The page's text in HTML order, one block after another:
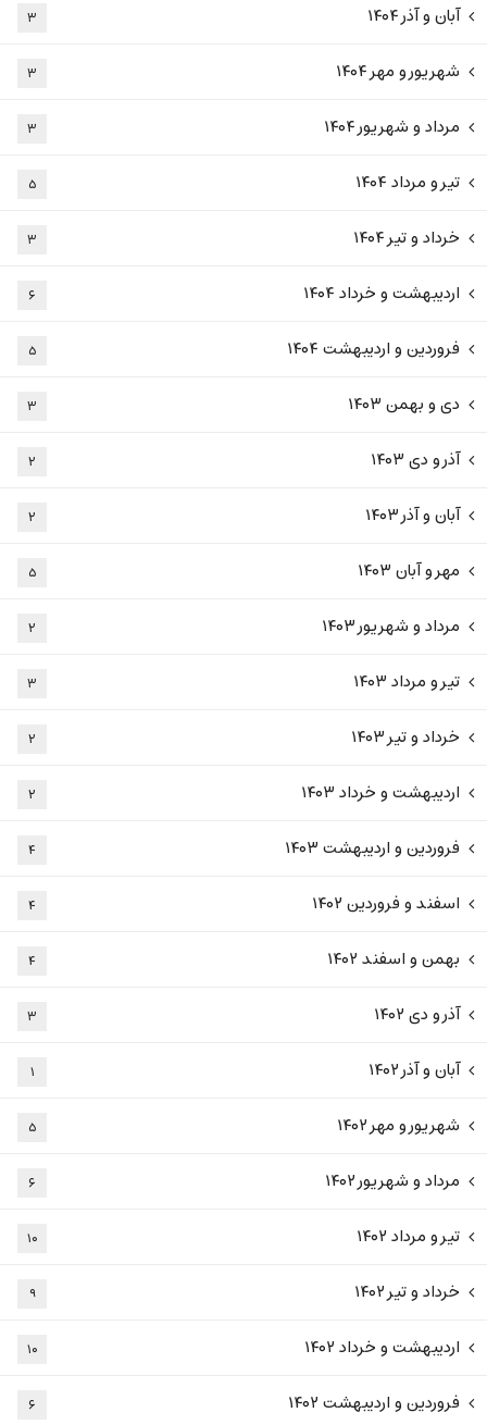
آبان و آذر ۱۴۰۴ ۳
شهریور و مهر ۱۴۰۴ ۳
مرداد و شهریور ۱۴۰۴ ۳
تیر و مرداد ۱۴۰۴ ۵
خرداد و تیر ۱۴۰۴ ۳
اردیبهشت و خرداد ۱۴۰۴ ۶
فروردین و اردیبهشت ۱۴۰۴ ۵
دی و بهمن ۱۴۰۳ ۳
آذر و دی ۱۴۰۳ ۲
آبان و آذر ۱۴۰۳ ۲
مهر و آبان ۱۴۰۳ ۵
مرداد و شهریور ۱۴۰۳ ۲
تیر و مرداد ۱۴۰۳ ۳
خرداد و تیر ۱۴۰۳ ۲
اردیبهشت و خرداد ۱۴۰۳ ۲
فروردین و اردیبهشت ۱۴۰۳ ۴
اسفند و فروردین ۱۴۰۲ ۴
بهمن و اسفند ۱۴۰۲ ۴
آذر و دی ۱۴۰۲ ۳
آبان و آذر ۱۴۰۲ ۱
شهریور و مهر ۱۴۰۲ ۵
مرداد و شهریور ۱۴۰۲ ۶
تیر و مرداد ۱۴۰۲ ۱۰
خرداد و تیر ۱۴۰۲ ۹
اردیبهشت و خرداد ۱۴۰۲ ۱۰
فروردین و اردیبهشت ۱۴۰۲ ۶